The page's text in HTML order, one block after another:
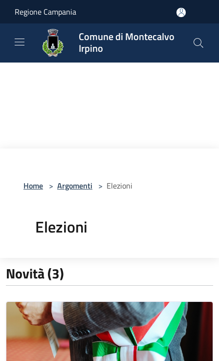
Regione Campania
Comune di Montecalvo
Irpino
Home > Argomenti > Elezioni
Elezioni
Novità (3)